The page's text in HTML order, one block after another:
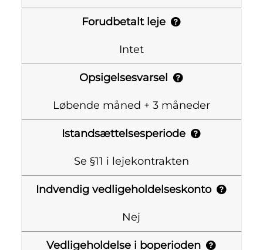
Forudbetalt leje
Intet
Opsigelsesvarsel
Løbende måned + 3 måneder
Istandsættelsesperiode
Se §11 i lejekontrakten
Indvendig vedligeholdelseskonto
Nej
Vedligeholdelse i boperioden